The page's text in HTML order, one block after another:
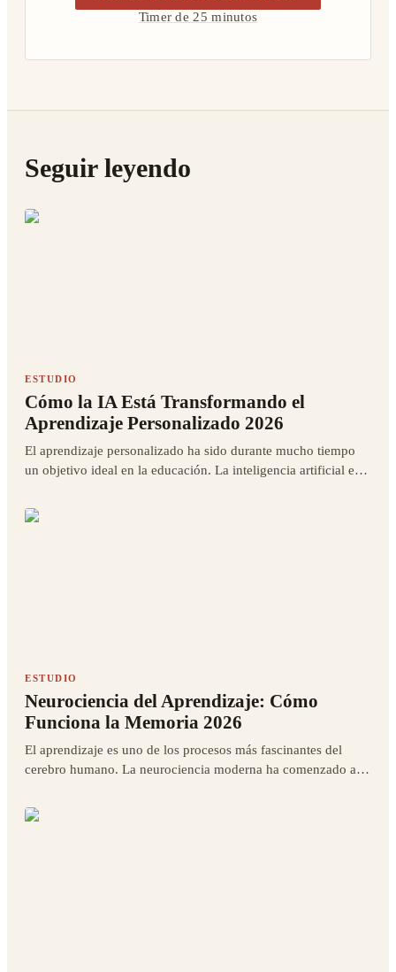
Timer de 25 minutos
Seguir leyendo
ESTUDIO
Cómo la IA Está Transformando el
Aprendizaje Personalizado 2026
El aprendizaje personalizado ha sido durante mucho tiempo
un objetivo ideal en la educación. La inteligencia artificial está
ESTUDIO
Neurociencia del Aprendizaje: Cómo
Funciona la Memoria 2026
El aprendizaje es uno de los procesos más fascinantes del
cerebro humano. La neurociencia moderna ha comenzado a
aprendizaje a nivel cerebral.